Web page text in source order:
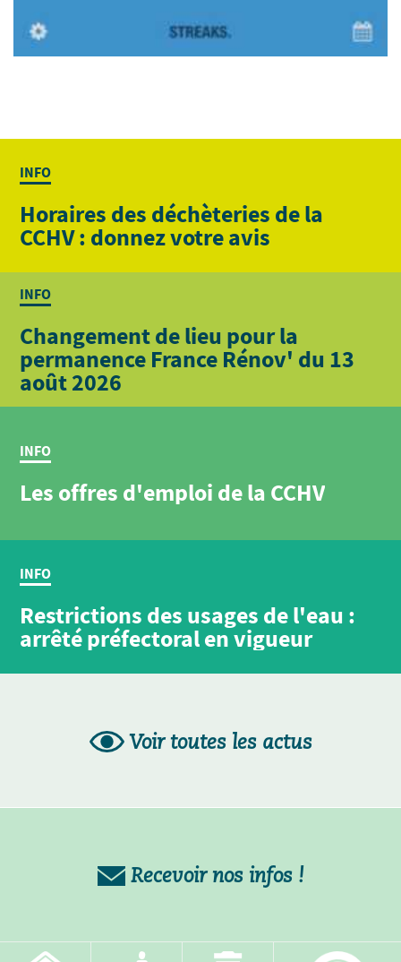
INFO
Horaires des déchèteries de la
CCHV : donnez votre avis
INFO
Changement de lieu pour la
permanence France Rénov' du 13
août 2026
INFO
Les offres d'emploi de la CCHV
INFO
Restrictions des usages de l'eau :
arrêté préfectoral en vigueur
Voir toutes les actus
Recevoir nos infos !